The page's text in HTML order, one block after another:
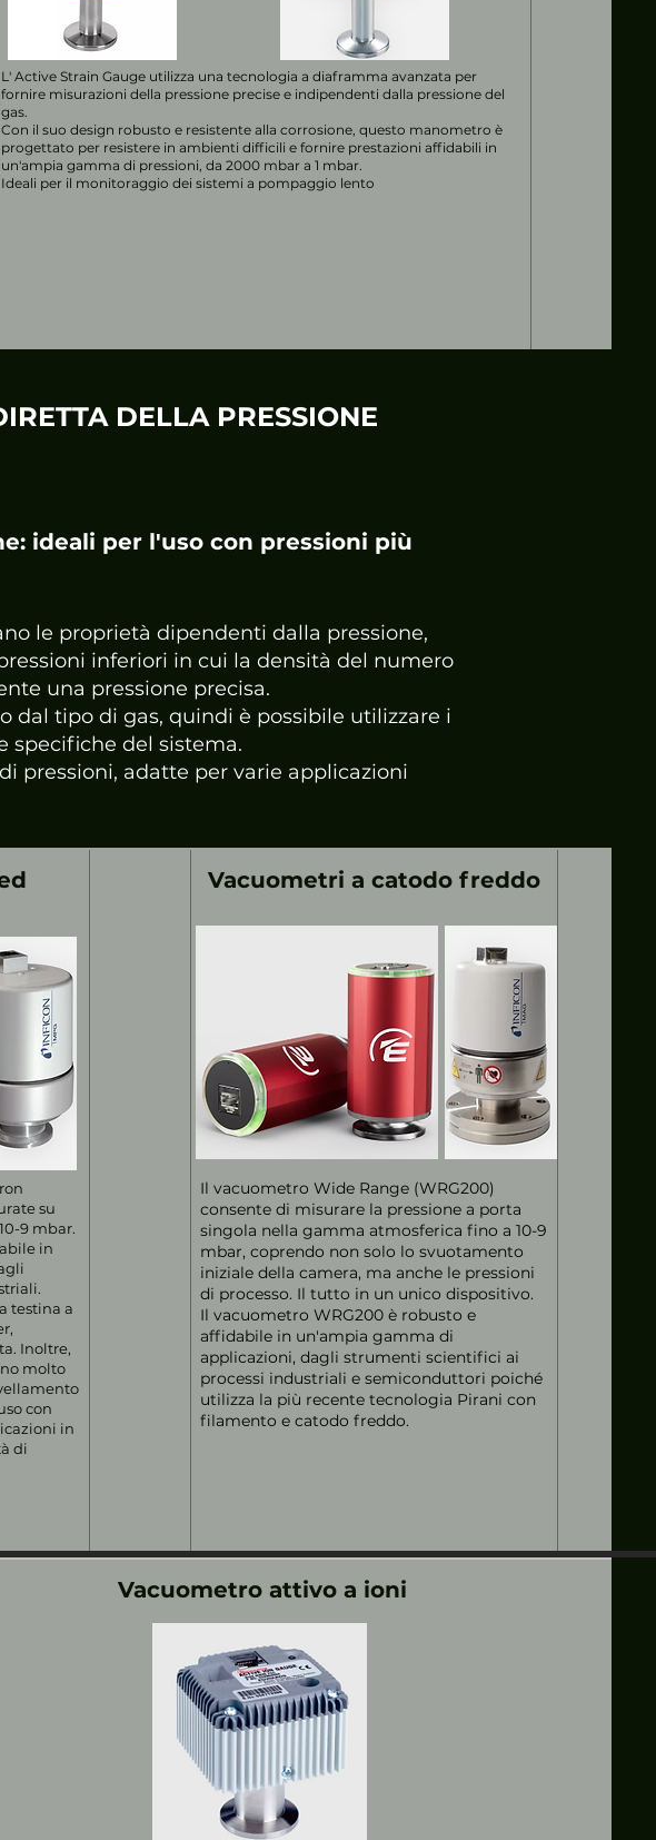
L' Active Strain Gauge utilizza una tecnologia a diaframma avanzata per
fornire misurazioni della pressione precise e indipendenti dalla pressione del
gas.
Con il suo design robusto e resistente alla corrosione, questo manometro è
progettato per resistere in ambienti difficili e fornire prestazioni affidabili in
un'ampia gamma di pressioni, da 2000 mbar a 1 mbar.
Ideali per il monitoraggio dei sistemi a pompaggio lento
DELLA PRESSIONE
ideali per l'uso con pressioni più
le proprietà dipendenti dalla pressione,
inferiori in cui la densità del numero
una pressione precisa.
dal tipo di gas, quindi è possibile utilizzare i
specifiche del sistema.
pressioni, adatte per varie applicazioni
su
9 mbar.
in
testina a
Inoltre,
molto
con
in
di
Vacuometri a catodo freddo
Il vacuometro Wide Range (WRG200)
consente di misurare la pressione a porta
singola nella gamma atmosferica fino a 10-9
mbar, coprendo non solo lo svuotamento
iniziale della camera, ma anche le pressioni
di processo. Il tutto in un unico dispositivo.
Il vacuometro WRG200 è robusto e
affidabile in un'ampia gamma di
applicazioni, dagli strumenti scientifici ai
processi industriali e semiconduttori poiché
utilizza la più recente tecnologia Pirani con
filamento e catodo freddo.
Vacuometro attivo a ioni